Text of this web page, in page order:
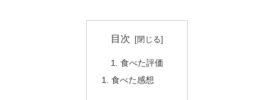
目次
食べた評価
食べた感想